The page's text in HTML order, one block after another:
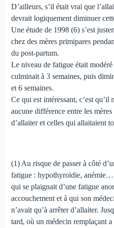
D’ailleurs, s’il était vrai que
devrait logiquement diminuer
Une étude de 1998 (6) s’est
chez des mères primipares
du post-partum.
Le niveau de fatigue était
culminait à 3 semaines, puis
et 6 semaines.
Ce qui est intéressant, c’est qu’il
aucune différence entre les
d’allaiter et celles qui allaitaient
(1) Au risque de passer à côté
fatigue : hypothyroïdie, anémie…
qui se plaignait d’une fatigue
accouchement et à qui son
n’avait qu’à arrêter d’allaiter.
tard, où un médecin remplaçant